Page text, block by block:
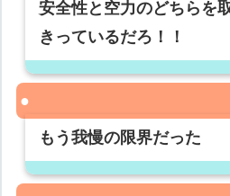
安全性と空力のどちらを
きっているだろ！！
もう我慢の限界だった